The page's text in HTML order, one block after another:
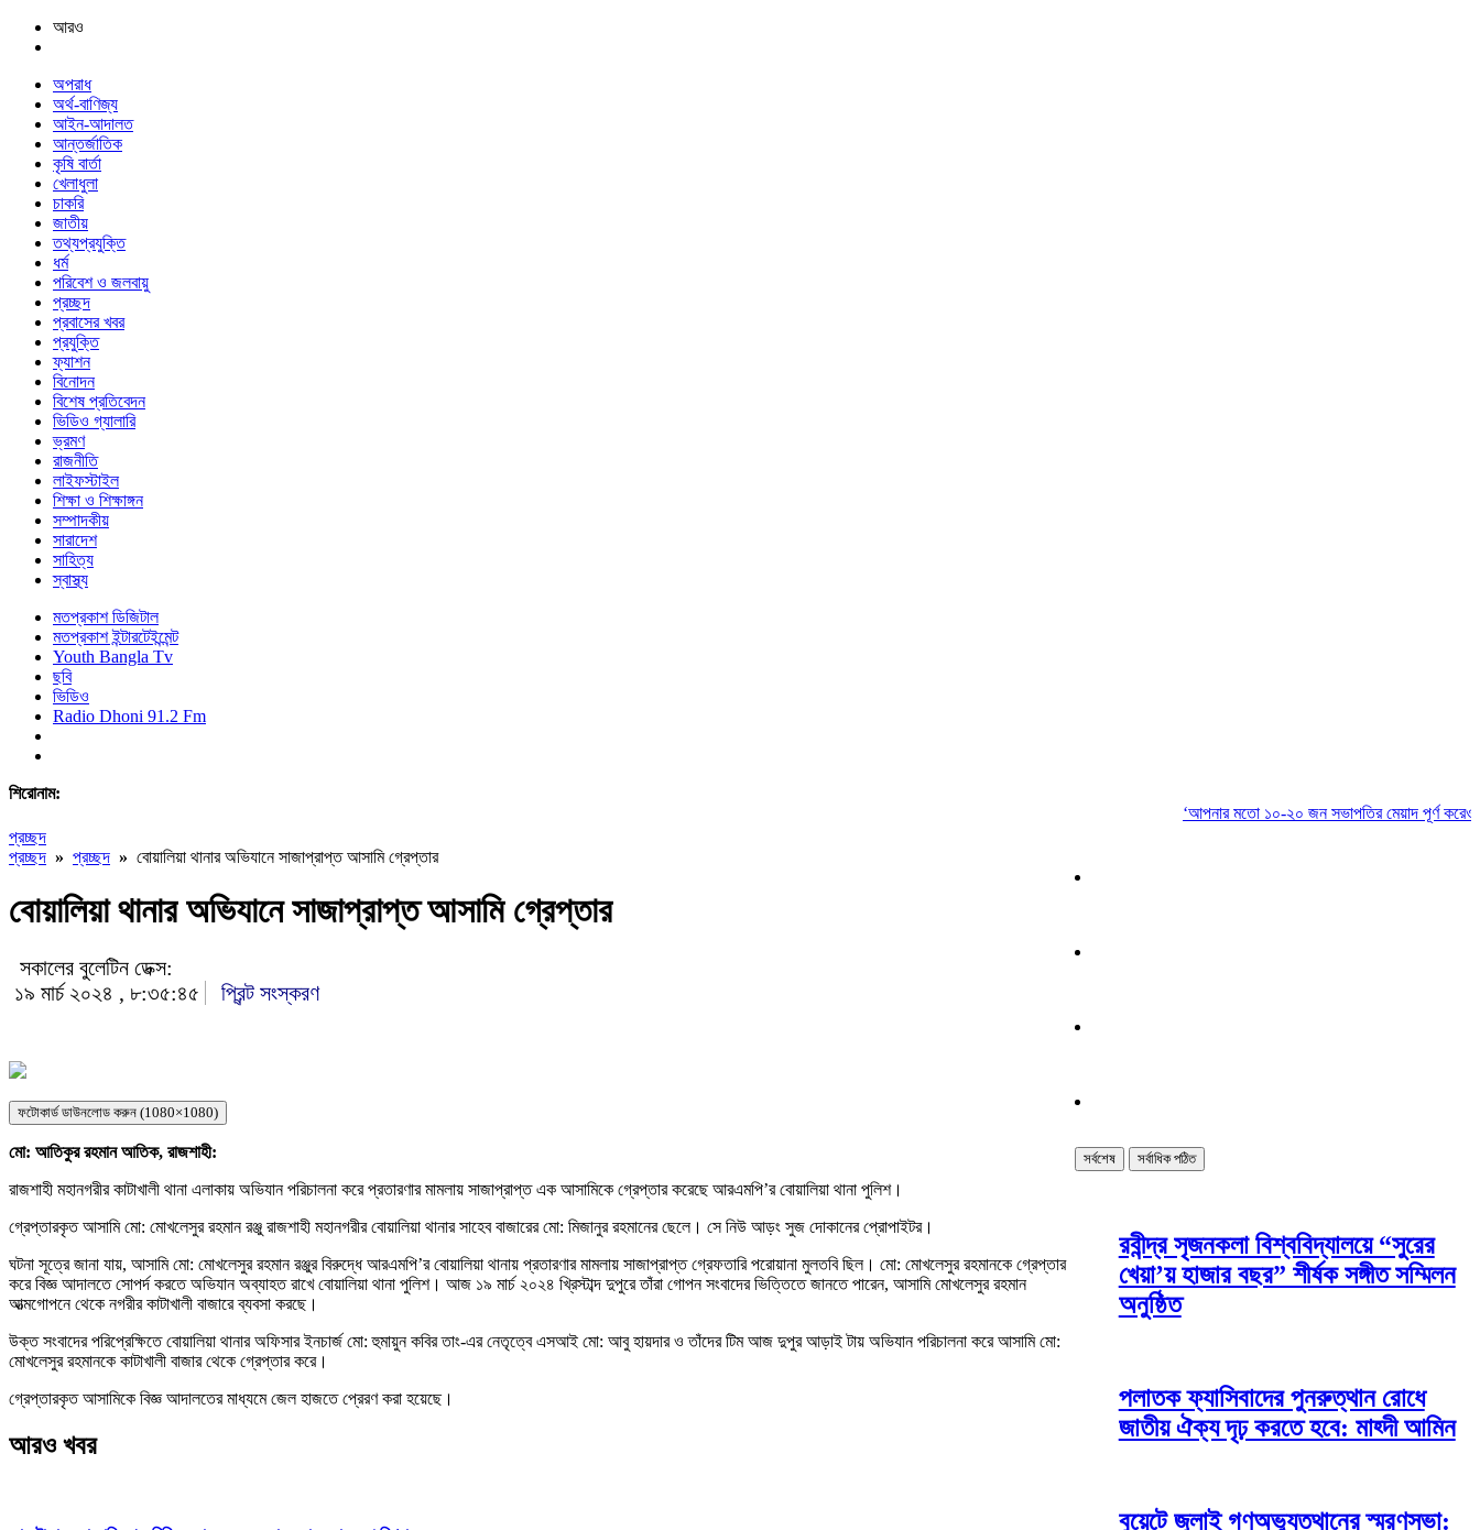
আরও
অপরাধ
অর্থ-বাণিজ্য
আইন-আদালত
আন্তর্জাতিক
কৃষি বার্তা
খেলাধুলা
চাকরি
জাতীয়
তথ্যপ্রযুক্তি
ধর্ম
পরিবেশ ও জলবায়ু
প্রচ্ছদ
প্রবাসের খবর
প্রযুক্তি
ফ্যাশন
বিনোদন
বিশেষ প্রতিবেদন
ভিডিও গ্যালারি
ভ্রমণ
রাজনীতি
লাইফস্টাইল
শিক্ষা ও শিক্ষাঙ্গন
সম্পাদকীয়
সারাদেশ
সাহিত্য
স্বাস্থ্য
মতপ্রকাশ ডিজিটাল
মতপ্রকাশ ইন্টারটেইন্মেন্ট
Youth Bangla Tv
ছবি
ভিডিও
Radio Dhoni 91.2 Fm
শিরোনাম:
‘আপনার মতো ১০-২০ জন সভাপতির মেয়াদ পূর্ণ করেও কিছুই
প্রচ্ছদ
প্রচ্ছদ » প্রচ্ছদ » বোয়ালিয়া থানার অভিযানে সাজাপ্রাপ্ত আসামি গ্রেপ্তার
বোয়ালিয়া থানার অভিযানে সাজাপ্রাপ্ত আসামি গ্রেপ্তার
সকালের বুলেটিন ডেক্স:
১৯ মার্চ ২০২৪ , ৮:৩৫:৪৫
প্রিন্ট সংস্করণ
ফটোকার্ড ডাউনলোড করুন (1080×1080)
মো: আতিকুর রহমান আতিক, রাজশাহী:
রাজশাহী মহানগরীর কাটাখালী থানা এলাকায় অভিযান পরিচালনা করে প্রতারণার মামলায় সাজাপ্রাপ্ত এক আসামিকে গ্রেপ্তার করেছে আরএমপি’র বোয়ালিয়া থানা পুলিশ।
গ্রেপ্তারকৃত আসামি মো: মোখলেসুর রহমান রঞ্জু রাজশাহী মহানগরীর বোয়ালিয়া থানার সাহেব বাজারের মো: মিজানুর রহমানের ছেলে। সে নিউ আড়ং সুজ দোকানের প্রোপাইটর।
ঘটনা সূত্রে জানা যায়, আসামি মো: মোখলেসুর রহমান রঞ্জুর বিরুদ্ধে আরএমপি’র বোয়ালিয়া থানায় প্রতারণার মামলায় সাজাপ্রাপ্ত গ্রেফতারি পরোয়ানা মুলতবি ছিল। মো: মোখলেসুর রহমানকে গ্রেপ্তার
করে বিজ্ঞ আদালতে সোপর্দ করতে অভিযান অব্যাহত রাখে বোয়ালিয়া থানা পুলিশ। আজ ১৯ মার্চ ২০২৪ খ্রিস্টাব্দ দুপুরে তাঁরা গোপন সংবাদের ভিত্তিতে জানতে পারেন, আসামি মোখলেসুর রহমান
আত্মগোপনে থেকে নগরীর কাটাখালী বাজারে ব্যবসা করছে।
উক্ত সংবাদের পরিপ্রেক্ষিতে বোয়ালিয়া থানার অফিসার ইনচার্জ মো: হুমায়ুন কবির তাং-এর নেতৃত্বে এসআই মো: আবু হায়দার ও তাঁদের টিম আজ দুপুর আড়াই টায় অভিযান পরিচালনা করে আসামি মো:
মোখলেসুর রহমানকে কাটাখালী বাজার থেকে গ্রেপ্তার করে।
গ্রেপ্তারকৃত আসামিকে বিজ্ঞ আদালতের মাধ্যমে জেল হাজতে প্রেরণ করা হয়েছে।
আরও খবর
সর্বশেষ সর্বাধিক পঠিত
রবীন্দ্র সৃজনকলা বিশ্ববিদ্যালয়ে “সুরের
খেয়া’য় হাজার বছর” শীর্ষক সঙ্গীত সম্মিলন
অনুষ্ঠিত
পলাতক ফ্যাসিবাদের পুনরুত্থান রোধে
জাতীয় ঐক্য দৃঢ় করতে হবে: মাহ্দী আমিন
বুয়েটে জুলাই গণঅভ্যুত্থানের স্মরণসভা: